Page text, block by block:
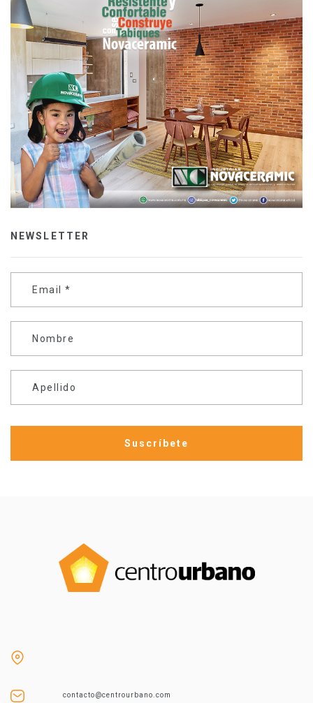
NEWSLETTER
Email *
Nombre
Apellido
contacto@centrourbano.com